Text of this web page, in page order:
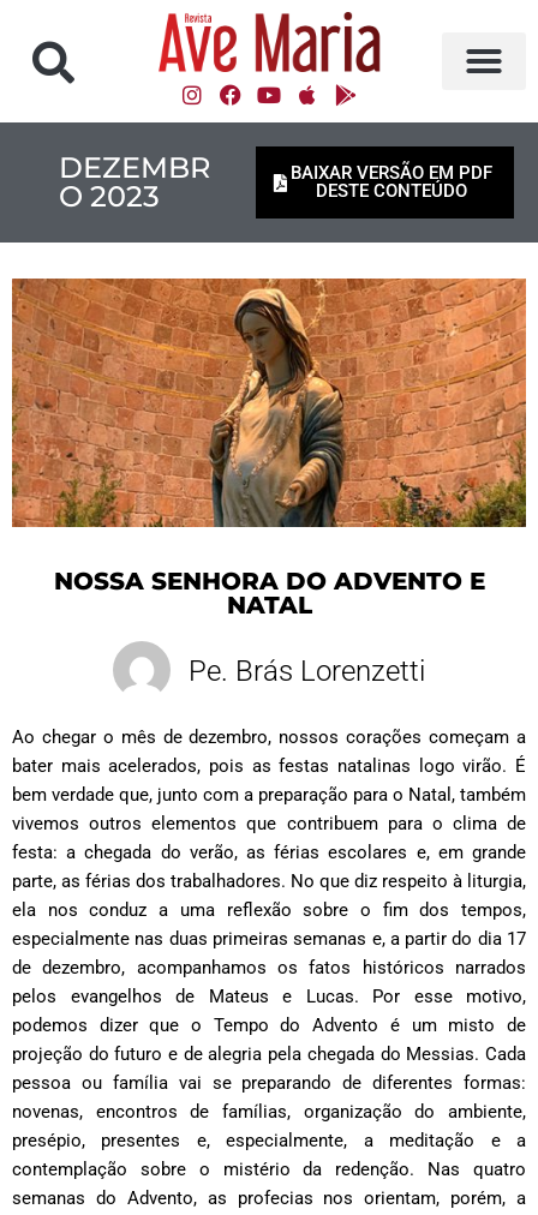
DEZEMBR
O 2023
BAIXAR VERSÃO EM PDF
DESTE CONTEÚDO
NOSSA SENHORA DO ADVENTO E
NATAL
Pe. Brás Lorenzetti
Ao chegar o mês de dezembro, nossos corações começam a
bater mais acelerados, pois as festas natalinas logo virão. É
bem verdade que, junto com a preparação para o Natal, também
vivemos outros elementos que contribuem para o clima de
festa: a chegada do verão, as férias escolares e, em grande
parte, as férias dos trabalhadores. No que diz respeito à liturgia,
ela nos conduz a uma reflexão sobre o fim dos tempos,
especialmente nas duas primeiras semanas e, a partir do dia 17
de dezembro, acompanhamos os fatos históricos narrados
pelos evangelhos de Mateus e Lucas. Por esse motivo,
podemos dizer que o Tempo do Advento é um misto de
projeção do futuro e de alegria pela chegada do Messias. Cada
pessoa ou família vai se preparando de diferentes formas:
novenas, encontros de famílias, organização do ambiente,
presépio, presentes e, especialmente, a meditação e a
contemplação sobre o mistério da redenção. Nas quatro
semanas do Advento, as profecias nos orientam, porém, a